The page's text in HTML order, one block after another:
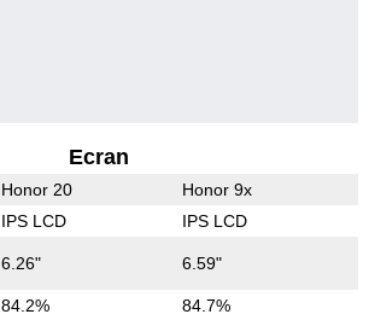
Ecran
Honor 20 Honor 9x
IPS LCD IPS LCD
6.26" 6.59"
84.2% 84.7%